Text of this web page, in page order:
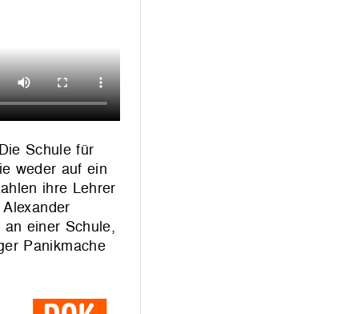
Schule für
weder auf ein
ihre Lehrer
einer Schule,
Panikmache